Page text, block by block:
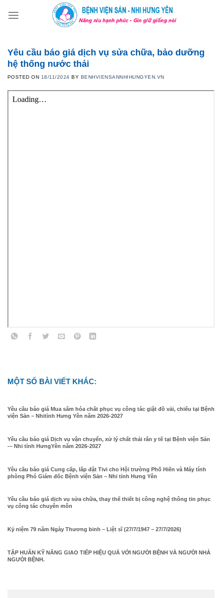
Yêu cầu báo giá dịch vụ sửa chữa, bảo dưỡng
hệ thống nước thải
POSTED ON 18/11/2024 BY BENHVIENSANNHIHUNGYEN.VN
MỘT SỐ BÀI VIẾT KHÁC:
Yêu cầu báo giá Mua sắm hóa chất phục vụ công tác giặt đồ vải, chiếu tại Bệnh
viện Sản – Nhitỉnh Hưng Yên năm 2026-2027
Yêu cầu báo giá Dịch vụ vận chuyển, xử lý chất thải rắn y tế tại Bệnh viện Sản
-– Nhi tỉnh HưngYên năm 2026-2027
Yêu cầu báo giá Cung cấp, lắp đặt Tivi cho Hội trường Phố Hiến và Máy tính
phòng Phó Giám đốc Bệnh viện Sản – Nhi tỉnh Hưng Yên
Yêu cầu báo giá dịch vụ sửa chữa, thay thế thiết bị công nghệ thông tin phục
vụ công tác chuyên môn
Kỷ niệm 79 năm Ngày Thương binh – Liệt sĩ (27/7/1947 – 27/7/2026)
TẬP HUẤN KỸ NĂNG GIAO TIẾP HIỆU QUẢ VỚI NGƯỜI BỆNH VÀ NGƯỜI NHÀ
NGƯỜI BỆNH.